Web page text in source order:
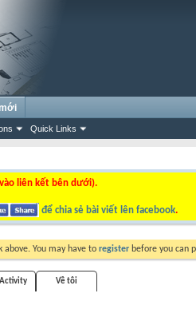
Quick Links
liên kết bên dưới).
để chia sẻ bài viết lên facebook.
above. You may have to register before you can
Về tôi